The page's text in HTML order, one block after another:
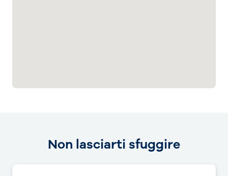
Non lasciarti sfuggire